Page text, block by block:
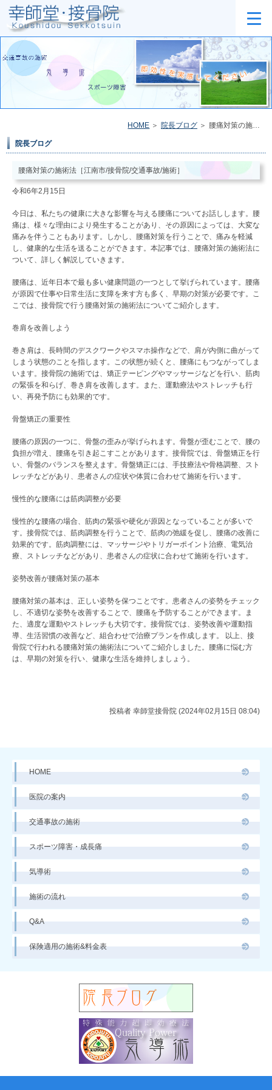
HOME 院長ブログ 腰痛対策の施術法［江南市/接骨院/交通事故/施術］
院長ブログ
腰痛対策の施術法［江南市/接骨院/交通事故/施術］
令和6年2月15日
今日は、私たちの健康に大きな影響を与える腰痛についてお話しします。腰
痛は、様々な理由により発生することがあり、その原因によっては、大変な
痛みを伴うこともあります。しかし、腰痛対策を行うことで、痛みを軽減
し、健康的な生活を送ることができます。本記事では、腰痛対策の施術法に
ついて、詳しく解説していきます。
腰痛は、近年日本で最も多い健康問題の一つとして挙げられています。腰痛
が原因で仕事や日常生活に支障を来す方も多く、早期の対策が必要です。こ
こでは、接骨院で行う腰痛対策の施術法についてご紹介します。
巻肩を改善しよう
巻き肩は、長時間のデスクワークやスマホ操作などで、肩が内側に曲がって
しまう状態のことを指します。この状態が続くと、腰痛にもつながってしま
います。接骨院の施術では、矯正テーピングやマッサージなどを行い、筋肉
の緊張を和らげ、巻き肩を改善します。また、運動療法やストレッチも行
い、再発予防にも効果的です。
骨盤矯正の重要性
腰痛の原因の一つに、骨盤の歪みが挙げられます。骨盤が歪むことで、腰の
負担が増え、腰痛を引き起こすことがあります。接骨院では、骨盤矯正を行
い、骨盤のバランスを整えます。骨盤矯正には、手技療法や骨格調整、スト
レッチなどがあり、患者さんの症状や体質に合わせて施術を行います。
慢性的な腰痛には筋肉調整が必要
慢性的な腰痛の場合、筋肉の緊張や硬化が原因となっていることが多いで
す。接骨院では、筋肉調整を行うことで、筋肉の弛緩を促し、腰痛の改善に
効果的です。筋肉調整には、マッサージやトリガーポイント治療、電気治
療、ストレッチなどがあり、患者さんの症状に合わせて施術を行います。
姿勢改善が腰痛対策の基本
腰痛対策の基本は、正しい姿勢を保つことです。患者さんの姿勢をチェック
し、不適切な姿勢を改善することで、腰痛を予防することができます。ま
た、適度な運動やストレッチも大切です。接骨院では、姿勢改善や運動指
導、生活習慣の改善など、組合わせで治療プランを作成します。 以上、接
骨院で行われる腰痛対策の施術法についてご紹介しました。腰痛に悩む方
は、早期の対策を行い、健康な生活を維持しましょう。
投稿者 幸師堂接骨院 (2024年02月15日 08:04)
HOME
医院の案内
交通事故の施術
スポーツ障害・成長痛
気導術
施術の流れ
Q&A
保険適用の施術&料金表